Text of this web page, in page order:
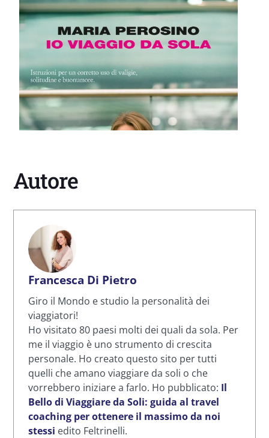
Autore
Francesca Di Pietro
Giro il Mondo e studio la personalità dei
viaggiatori!
Ho visitato 80 paesi molti dei quali da sola. Per
me il viaggio è uno strumento di crescita
personale. Ho creato questo sito per tutti
quelli che amano viaggiare da soli o che
vorrebbero iniziare a farlo. Ho pubblicato: Il
Bello di Viaggiare da Soli: guida al travel
coaching per ottenere il massimo da noi
stessi edito Feltrinelli.